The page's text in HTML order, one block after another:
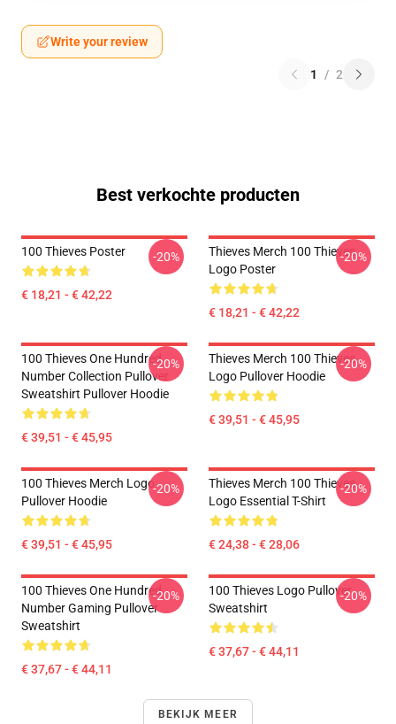
Write your review
1 / 2
Best verkochte producten
100 Thieves Poster
€ 18,21 - € 42,22
-20%
Thieves Merch 100 Thieves
Logo Poster
€ 18,21 - € 42,22
-20%
100 Thieves One Hundred
Number Collection Pullover
Sweatshirt Pullover Hoodie
€ 39,51 - € 45,95
-20%
Thieves Merch 100 Thieves
Logo Pullover Hoodie
€ 39,51 - € 45,95
-20%
100 Thieves Merch Logo
Pullover Hoodie
€ 39,51 - € 45,95
-20%
Thieves Merch 100 Thieves
Logo Essential T-Shirt
€ 24,38 - € 28,06
-20%
100 Thieves One Hundred
Number Gaming Pullover
Sweatshirt
€ 37,67 - € 44,11
-20%
100 Thieves Logo Pullover
Sweatshirt
€ 37,67 - € 44,11
-20%
BEKIJK MEER